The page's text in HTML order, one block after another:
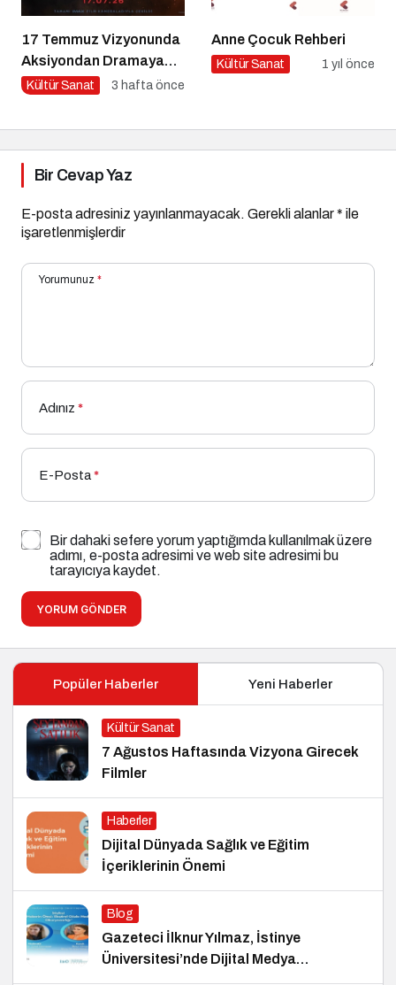
17 Temmuz Vizyonunda
Aksiyondan Dramaya
Bir Yolculuk
Kültür Sanat 3 hafta önce
Anne Çocuk Rehberi
Kültür Sanat 1 yıl önce
Bir Cevap Yaz
E-posta adresiniz yayınlanmayacak. Gerekli alanlar* ile
işaretlenmişlerdir
Yorumunuz *
Adınız *
E-Posta*
Bir dahaki sefere yorum yaptığımda kullanılmak üzere
adımı, e-posta adresimi ve web site adresimi bu
tarayıcıya kaydet.
YORUM GÖNDER
Popüler Haberler Yeni Haberler
Kültür Sanat
7 Ağustos Haftasında Vizyona Girecek
Filmler
Haberler
Dijital Dünyada Sağlık ve Eğitim
İçeriklerinin Önemi
Blog
Gazeteci İlknur Yılmaz, İstinye
Üniversitesi’nde Dijital Medya
Okuryazarlığı Dersinin Konuğu Oldu